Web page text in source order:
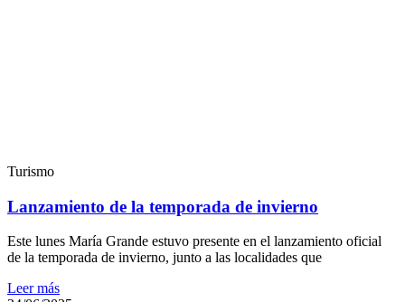
Turismo
Lanzamiento de la temporada de invierno
Este lunes María Grande estuvo presente en el lanzamiento oficial
de la temporada de invierno, junto a las localidades que
Leer más